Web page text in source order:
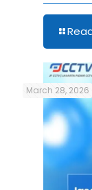
March 28, 2026